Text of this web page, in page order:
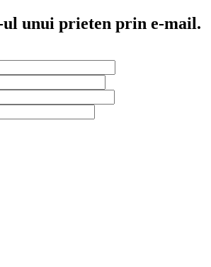
unui prieten prin e-mail.